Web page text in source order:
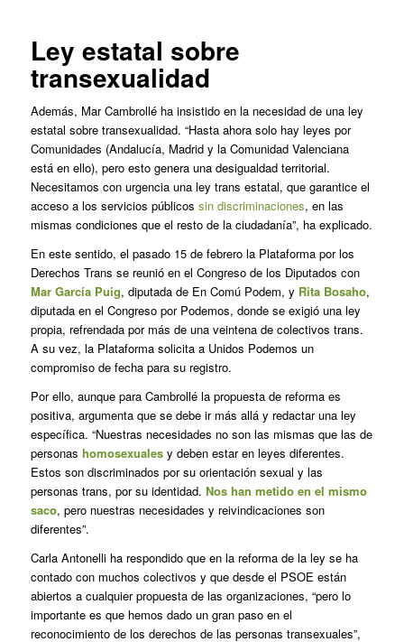
Ley estatal sobre
transexualidad
Además, Mar Cambrollé ha insistido en la necesidad de una ley
estatal sobre transexualidad. “Hasta ahora solo hay leyes por
Comunidades (Andalucía, Madrid y la Comunidad Valenciana
está en ello), pero esto genera una desigualdad territorial.
Necesitamos con urgencia una ley trans estatal, que garantice el
acceso a los servicios públicos sin discriminaciones, en las
mismas condiciones que el resto de la ciudadanía”, ha explicado.
En este sentido, el pasado 15 de febrero la Plataforma por los
Derechos Trans se reunió en el Congreso de los Diputados con
Mar García Puig, diputada de En Comú Podem, y Rita Bosaho,
diputada en el Congreso por Podemos, donde se exigió una ley
propia, refrendada por más de una veintena de colectivos trans.
A su vez, la Plataforma solicita a Unidos Podemos un
compromiso de fecha para su registro.
Por ello, aunque para Cambrollé la propuesta de reforma es
positiva, argumenta que se debe ir más allá y redactar una ley
específica. “Nuestras necesidades no son las mismas que las de
personas homosexualesy deben estar en leyes diferentes.
Estos son discriminados por su orientación sexual y las
personas trans, por su identidad. Nos han metido en el mismo
saco, pero nuestras necesidades y reivindicaciones son
diferentes”.
Carla Antonelli ha respondido que en la reforma de la ley se ha
contado con muchos colectivos y que desde el PSOE están
abiertos a cualquier propuesta de las organizaciones, “pero lo
importante es que hemos dado un gran paso en el
reconocimiento de los derechos de las personas transexuales”,